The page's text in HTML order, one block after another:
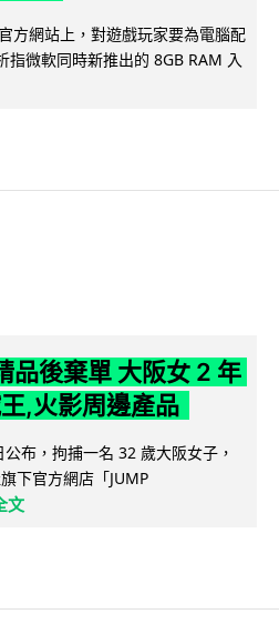
方網站上，對遊戲玩家要為電腦配
指微軟同時新推出的 8GB RAM 入
品後棄單 大阪女 2 年
,火影周邊產品
布，拘捕一名 32 歲大阪女子，
下官方網店「JUMP
文